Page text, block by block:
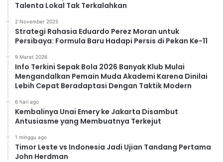
Talenta Lokal Tak Terkalahkan
2 November 2025
Strategi Rahasia Eduardo Perez Moran untuk
Persibaya: Formula Baru Hadapi Persis di Pekan Ke-11
9 Maret 2026
Info Terkini Sepak Bola 2026 Banyak Klub Mulai
Mengandalkan Pemain Muda Akademi Karena Dinilai
Lebih Cepat Beradaptasi Dengan Taktik Modern
6 hari ago
Kembalinya Unai Emery ke Jakarta Disambut
Antusiasme yang Membuatnya Terkejut
1 minggu ago
Timor Leste vs Indonesia Jadi Ujian Tandang Pertama
John Herdman